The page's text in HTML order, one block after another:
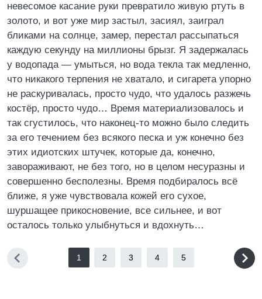
невесомое касание руки превратило живую ртуть в
золото, и вот уже мир застыл, засиял, заиграл
бликами на солнце, замер, перестал рассыпаться
каждую секунду на миллионы брызг. Я задержалась
у водопада — умыться, но вода текла так медленно,
что никакого терпения не хватало, и сигарета упорно
не раскуривалась, просто чудо, что удалось разжечь
костёр, просто чудо… Время материализовалось и
так сгустилось, что наконец-то можно было следить
за его течением без всякого песка и уж конечно без
этих идиотских штучек, которые да, конечно,
завораживают, не без того, но в целом несуразны и
совершенно бесполезны. Время подбиралось всё
ближе, я уже чувствовала кожей его сухое,
шуршащее прикосновение, все сильнее, и вот
осталось только улыбнуться и вдохнуть…
1 2 3 4 5